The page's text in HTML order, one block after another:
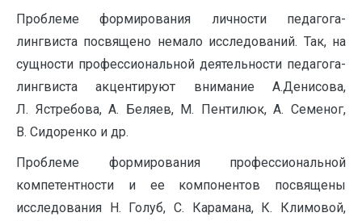
Проблеме формирования личности педагога-
лингвиста посвящено немало исследований. Так, на
сущности профессиональной деятельности педагога-
лингвиста акцентируют внимание А.Денисова,
Л. Ястребова, А. Беляев, М. Пентилюк, А. Семеног,
В. Сидоренко и др.
Проблеме формирования профессиональной
компетентности и ее компонентов посвящены
исследования Н. Голуб, С. Карамана, К. Климовой,